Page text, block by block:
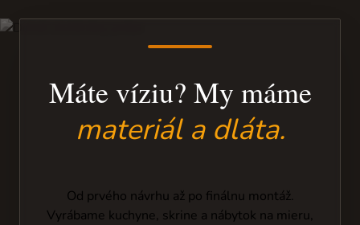
Máte víziu? My máme
materiál a dláta.
Od prvého návrhu až po finálnu montáž.
Vyrábame kuchyne, skrine a nábytok na mieru,